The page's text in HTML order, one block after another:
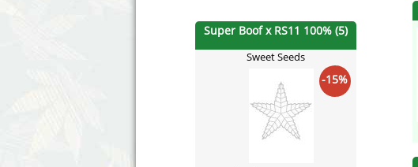
Super Boof x RS11 100% (5)
Sweet Seeds
-15%